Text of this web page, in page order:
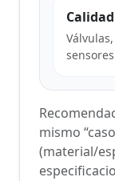
mismo
(material/